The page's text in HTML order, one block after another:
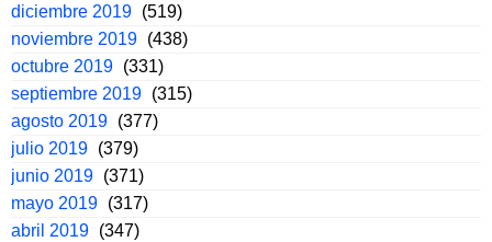
diciembre 2019 (519)
noviembre 2019 (438)
octubre 2019 (331)
septiembre 2019 (315)
agosto 2019 (377)
julio 2019 (379)
junio 2019 (371)
mayo 2019 (317)
abril 2019 (347)